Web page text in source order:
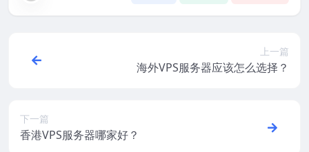
上一篇
海外VPS服务器应该怎么选择？
下一篇
香港VPS服务器哪家好？